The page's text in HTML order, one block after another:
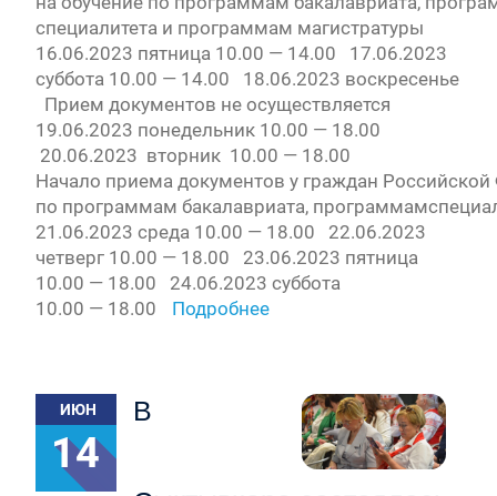
специалитета и программам магистратуры
16.06.2023 пятница 10.00 — 14.00 17.06.2023
суббота 10.00 — 14.00 18.06.2023 воскресенье
Прием документов не осуществляется
19.06.2023 понедельник 10.00 — 18.00
20.06.2023 вторник 10.00 — 18.00
Начало приема документов у граждан
по программам бакалавриата,
21.06.2023 среда 10.00 — 18.00 22.06.2023
четверг 10.00 — 18.00 23.06.2023 пятница
10.00 — 18.00 24.06.2023 суббота
10.00 — 18.00
Подробнее
ИЮН
14
В